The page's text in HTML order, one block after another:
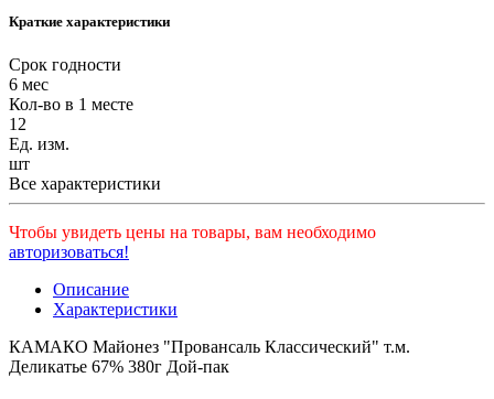
Краткие характеристики
Срок годности
6 мес
Кол-во в 1 месте
12
Ед. изм.
шт
Все характеристики
Чтобы увидеть цены на товары, вам необходимо
авторизоваться!
Описание
Характеристики
КАМАКО Майонез "Провансаль Классический" т.м.
Деликатье 67% 380г Дой-пак